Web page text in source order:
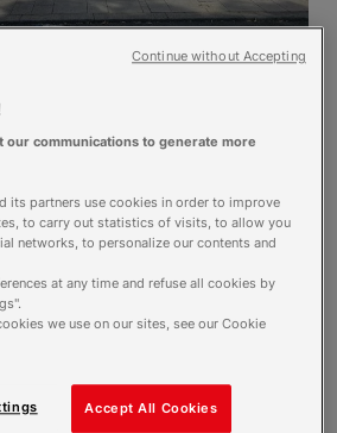
(2)
our communications to generate more
its partners use cookies in order to improve
to carry out statistics of visits, to allow you
networks, to personalize our contents and
at any time and refuse all cookies by
we use on our sites, see our Cookie
Accept All Cookies
Continue without Accepting